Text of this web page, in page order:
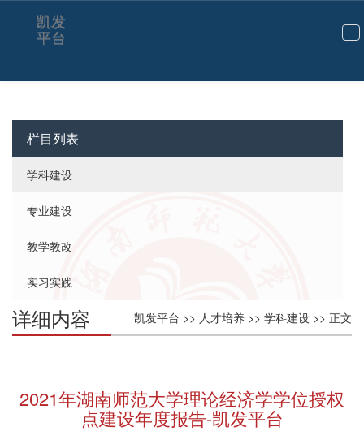
切
航
凯发
平台
栏目列表
学科建设
专业建设
教学教改
实习实践
凯发平台 >> 人才培养 >> 学科建设 >> 正文
详细内容
2021年湖南师范大学理论经济学学位授权
点建设年度报告-凯发平台